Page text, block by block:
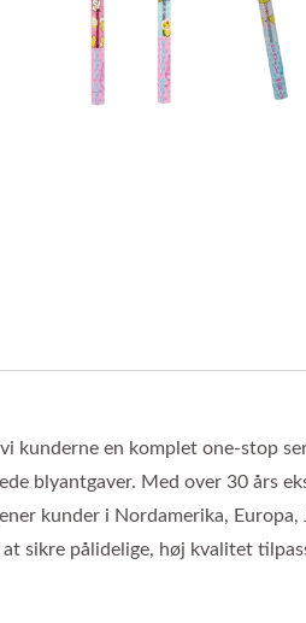
kunderne en komplet one-stop
blyantgaver. Med over 30 års
kunder i Nordamerika, Europa,
sikre pålidelige, høj kvalitet